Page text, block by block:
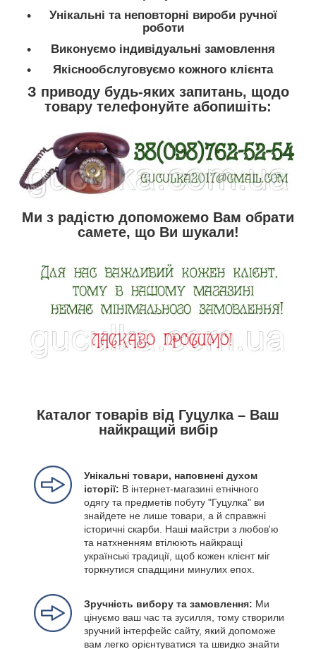
Унікальні та неповторні вироби ручної
роботи
Виконуємо індивідуальні замовлення
Якіснообслуговуємо кожного клієнта
З приводу будь-яких запитань, щодо
товару телефонуйте абопишіть:
Ми з радістю допоможемо Вам обрати
самете, що Ви шукали!
Каталог товарів від Гуцулка – Ваш
найкращий вибір
Унікальні товари, наповнені духом
історії: В інтернет-магазині етнічного
одягу та предметів побуту "Гуцулка" ви
знайдете не лише товари, а й справжні
історичні скарби. Наші майстри з любов'ю
та натхненням втілюють найкращі
українські традиції, щоб кожен клієнт міг
торкнутися спадщини минулих епох.
Зручність вибору та замовлення: Ми
цінуємо ваш час та зусилля, тому створили
зручний інтерфейс сайту, який допоможе
вам легко орієнтуватися та швидко знайти